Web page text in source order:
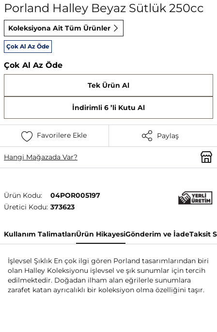
Porland Halley Beyaz Sütlük 250cc
Koleksiyona Ait Tüm Ürünler
Çok Al Az Öde
Çok Al Az Öde
Tek Ürün Al
İndirimli 6 ’li Kutu Al
Favorilere Ekle Paylaş
Hangi Mağazada Var?
Ürün Kodu:
04POR005197
Üretici Kodu: 373623
Kullanım TalimatlarıÜrün HikayesiGönderim ve İadeTaksit
İşlevsel Şıklık En çok ilgi gören Porland tasarımlarından biri
olan Halley Koleksiyonu işlevsel ve şık sunumlar için tercih
edilmektedir. Doğadan ilham alan eğrilerle sunumlara
zarafet katan ayrıcalıklı bir koleksiyon olma özelliğini taşır.